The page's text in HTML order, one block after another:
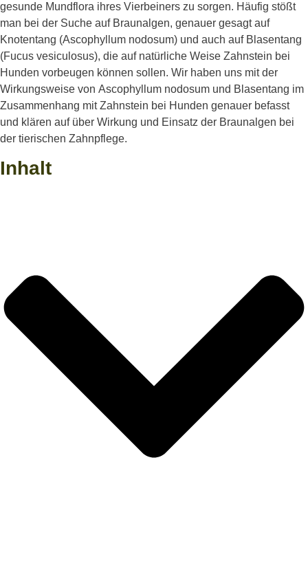
gesunde Mundflora ihres Vierbeiners zu sorgen. Häufig stößt
man bei der Suche auf Braunalgen, genauer gesagt auf
Knotentang (Ascophyllum nodosum) und auch auf Blasentang
(Fucus vesiculosus), die auf natürliche Weise Zahnstein bei
Hunden vorbeugen können sollen. Wir haben uns mit der
Wirkungsweise von Ascophyllum nodosum und Blasentang im
Zusammenhang mit Zahnstein bei Hunden genauer befasst
und klären auf über Wirkung und Einsatz der Braunalgen bei
der tierischen Zahnpflege.
Inhalt